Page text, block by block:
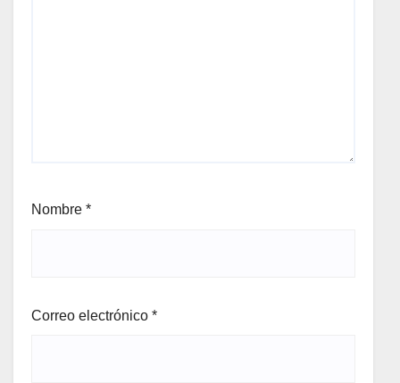
Nombre *
Correo electrónico *